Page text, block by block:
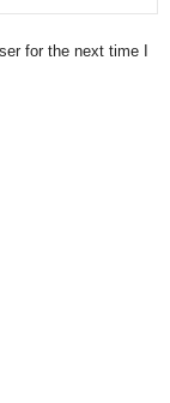
for the next time I